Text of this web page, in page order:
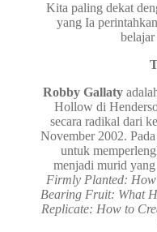
Kita paling dekat
yang Ia
belajar
Robby Gallaty
Hollow di
secara radikal dari
November 2002.
untuk
menjadi murid
Firmly Planted:
Bearing Fruit: What
Replicate: How to